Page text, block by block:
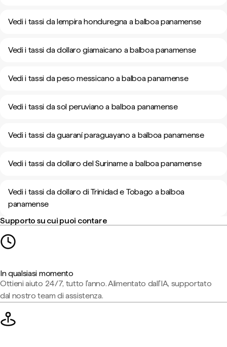
Vedi i tassi da lempira honduregna a balboa panamense
Vedi i tassi da dollaro giamaicano a balboa panamense
Vedi i tassi da peso messicano a balboa panamense
Vedi i tassi da sol peruviano a balboa panamense
Vedi i tassi da guaraní paraguayano a balboa panamense
Vedi i tassi da dollaro del Suriname a balboa panamense
Vedi i tassi da dollaro di Trinidad e Tobago a balboa
panamense
Supporto su cui puoi contare
In qualsiasi momento
Ottieni aiuto 24/7, tutto l'anno. Alimentato dall'IA, supportato
dal nostro team di assistenza.